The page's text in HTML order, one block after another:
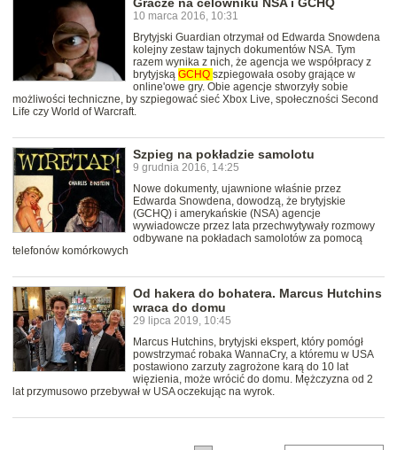
Gracze na celowniku NSA i GCHQ
10 marca 2016, 10:31
Brytyjski Guardian otrzymał od Edwarda Snowdena
kolejny zestaw tajnych dokumentów NSA. Tym
razem wynika z nich, że agencja we współpracy z
brytyjską GCHQ szpiegowała osoby grające w
online'owe gry. Obie agencje stworzyły sobie
możliwości techniczne, by szpiegować sieć Xbox Live, społeczności Second
Life czy World of Warcraft.
Szpieg na pokładzie samolotu
9 grudnia 2016, 14:25
Nowe dokumenty, ujawnione właśnie przez
Edwarda Snowdena, dowodzą, że brytyjskie
(GCHQ) i amerykańskie (NSA) agencje
wywiadowcze przez lata przechwytywały rozmowy
odbywane na pokładach samolotów za pomocą
telefonów komórkowych
Od hakera do bohatera. Marcus Hutchins
wraca do domu
29 lipca 2019, 10:45
Marcus Hutchins, brytyjski ekspert, który pomógł
powstrzymać robaka WannaCry, a któremu w USA
postawiono zarzuty zagrożone karą do 10 lat
więzienia, może wrócić do domu. Mężczyzna od 2
lat przymusowo przebywał w USA oczekując na wyrok.